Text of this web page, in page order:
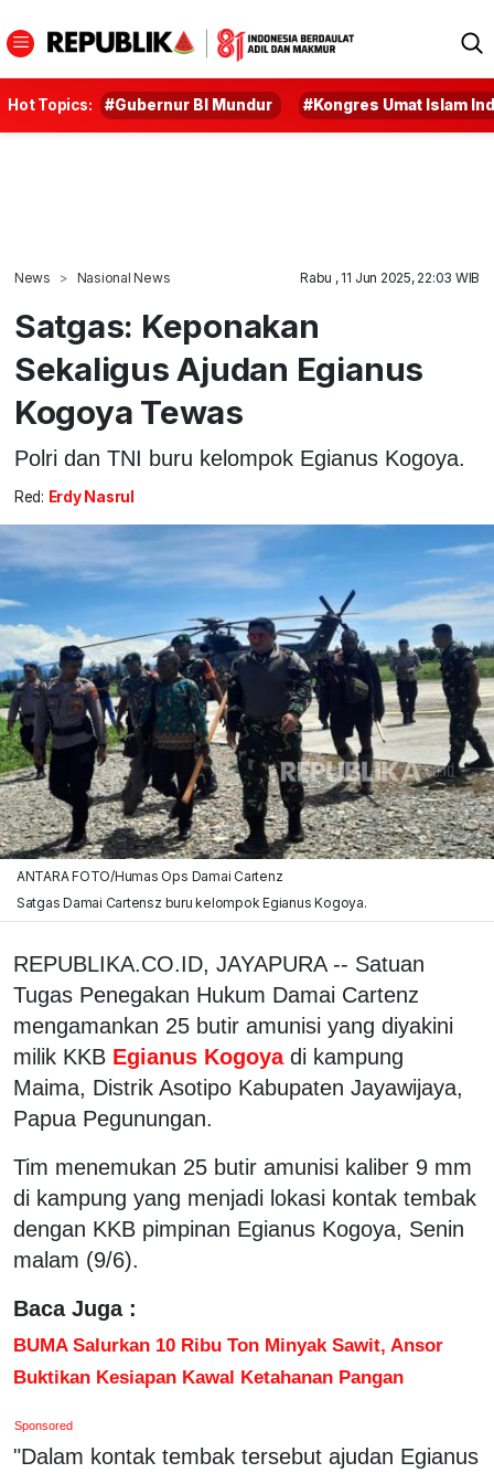
Hot Topics: #Gubernur BI Mundur #Kongres Umat Islam
News Nasional News Rabu , 11 Jun 2025, 22:03 WIB
Satgas: Keponakan
Sekaligus Ajudan Egianus
Kogoya Tewas
Polri dan TNI buru kelompok Egianus Kogoya.
Red: Erdy Nasrul
ANTARA FOTO/Humas Ops Damai Cartenz
Satgas Damai Cartensz buru kelompok Egianus Kogoya.
REPUBLIKA.CO.ID, JAYAPURA -- Satuan
Tugas Penegakan Hukum Damai Cartenz
mengamankan 25 butir amunisi yang diyakini
milik KKB Egianus Kogoya di kampung
Maima, Distrik Asotipo Kabupaten Jayawijaya,
Papua Pegunungan.
Tim menemukan 25 butir amunisi kaliber 9 mm
di kampung yang menjadi lokasi kontak tembak
dengan KKB pimpinan Egianus Kogoya, Senin
malam (9/6).
Baca Juga :
BUMA Salurkan 10 Ribu Ton Minyak Sawit, Ansor
Buktikan Kesiapan Kawal Ketahanan Pangan
Sponsored
"Dalam kontak tembak tersebut ajudan Egianus